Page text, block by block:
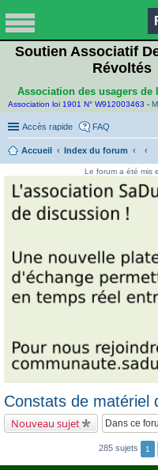
Soutien Associatif
Révoltés
Association des usagers de
Association loi 1901 N° W912003463 -
Accès rapide FAQ
Accueil
Index du forum
Le forum a été mis
Constats de matériel
Nouveau sujet
285 sujets 1